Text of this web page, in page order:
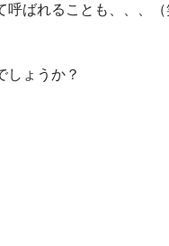
呼ばれることも、、、（
しょうか？